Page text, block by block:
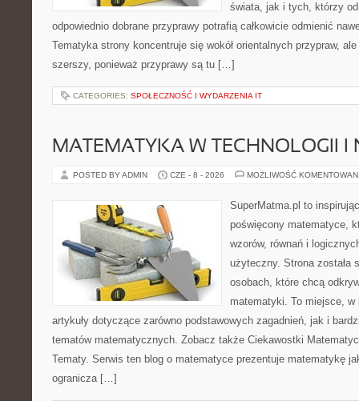
świata, jak i tych, którzy
odpowiednio dobrane przyprawy potrafią całkowicie odmienić
Tematyka strony koncentruje się wokół orientalnych przypraw,
szerszy, ponieważ przyprawy są tu […]
CATEGORIES: SPOŁECZNOŚĆ I WYDARZENIA IT
MATEMATYKA W TECHNOLOGII I
POSTED BY ADMIN CZE - 8 - 2026 MOŻLIWOŚĆ
SuperMatma.pl to
poświęcony matematyce,
wzorów, równań i
użyteczny. Strona została
osobach, które chcą
matematyki. To miejsce,
artykuły dotyczące zarówno podstawowych zagadnień, jak i
tematów matematycznych. Zobacz także Ciekawostki
Tematy. Serwis ten blog o matematyce prezentuje matematykę
ogranicza […]